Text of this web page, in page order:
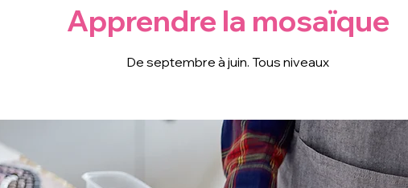
Apprendre la mosaïque
De septembre à juin. Tous niveaux